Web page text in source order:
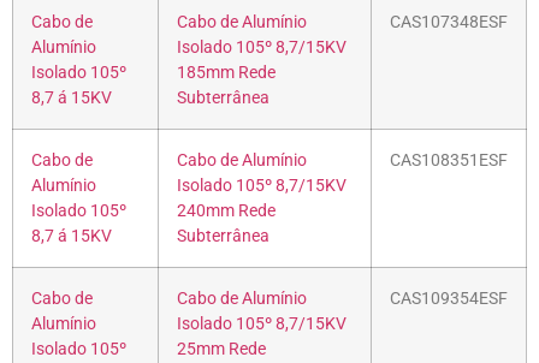
Cabo de
Alumínio
Isolado 105º
8,7 á 15KV
Cabo de Alumínio
Isolado 105º 8,7/15KV
185mm Rede
Subterrânea
CAS107348ESF
Cabo de
Alumínio
Isolado 105º
8,7 á 15KV
Cabo de Alumínio
Isolado 105º 8,7/15KV
240mm Rede
Subterrânea
CAS108351ESF
Cabo de
Alumínio
Isolado 105º
Cabo de Alumínio
Isolado 105º 8,7/15KV
25mm Rede
CAS109354ESF